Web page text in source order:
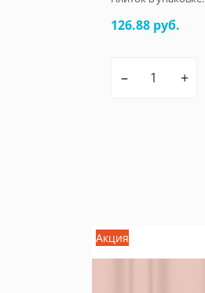
126.88 руб.
– +
Акция